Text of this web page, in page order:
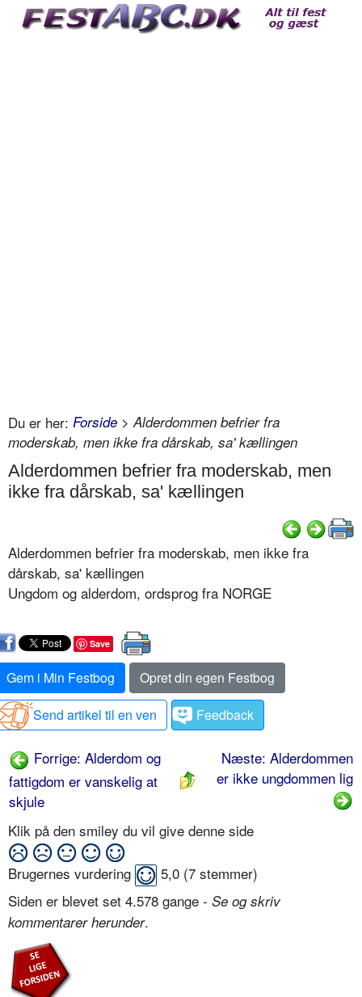
Du er her: Forside > Alderdommen befrier fra
moderskab, men ikke fra dårskab, sa' kællingen
Alderdommen befrier fra moderskab, men
ikke fra dårskab, sa' kællingen
Alderdommen befrier fra moderskab, men ikke fra
dårskab, sa' kællingen
Ungdom og alderdom, ordsprog fra NORGE
Save
Gem i Min Festbog
Opret din egen Festbog
Send artikel til en ven
Feedback
Forrige: Alderdom og
fattigdom er vanskelig at
skjule
Næste: Alderdommen
er ikke ungdommen lig
Klik på den smiley du vil give denne side
Brugernes vurdering 5,0 (7 stemmer)
Siden er blevet set 4.578 gange - Se og skriv
kommentarer herunder.